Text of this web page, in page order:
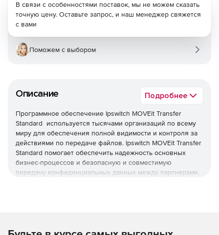
Описание Подробнее
Программное обеспечение Ipswitch MOVEit Transfer
Standard используется тысячами организаций по всему
миру для обеспечения полной видимости и контроля за
действиями по передаче файлов. Ipswitch MOVEit Transfer
Standard помогает обеспечить надежность основных
бизнес-процессов и безопасную и совместимую
передачу конфиденциальных данных между партнерами,
Основные преимущества Ipswitch MOVEit:
В связи с особенностями поставок, мы не можем сказать
точную цену. Оставьте запрос, и наш менеджер свяжется
с вами
Поможем с выбором